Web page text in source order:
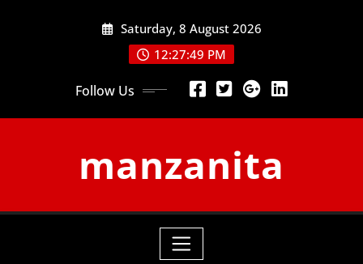
Saturday, 8 August 2026
12:27:50 PM
Follow Us
manzanita